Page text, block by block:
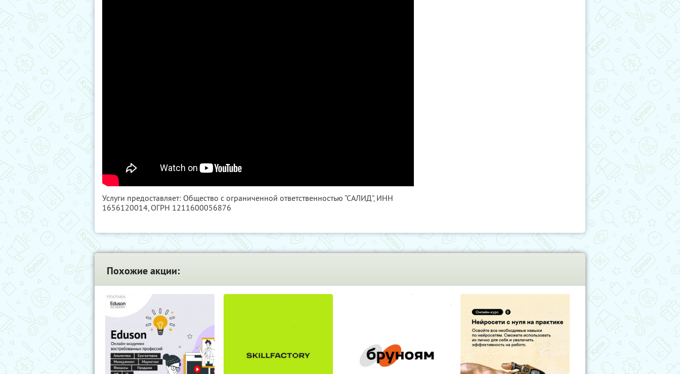
Услуги предоставляет: Общество с ограниченной ответственностью “САЛИД”, ИНН
1656120014, ОГРН 1211600056876
Похожие акции: